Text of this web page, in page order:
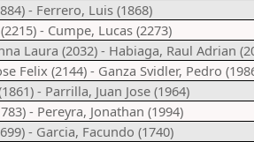
- Ferrero, Luis (1868)
- Cumpe, Lucas (2273)
Laura (2032) - Habiaga, Raul Adrian
Felix (2144) - Ganza Svidler, Pedro
- Parrilla, Juan Jose (1964)
- Pereyra, Jonathan (1994)
- Garcia, Facundo (1740)